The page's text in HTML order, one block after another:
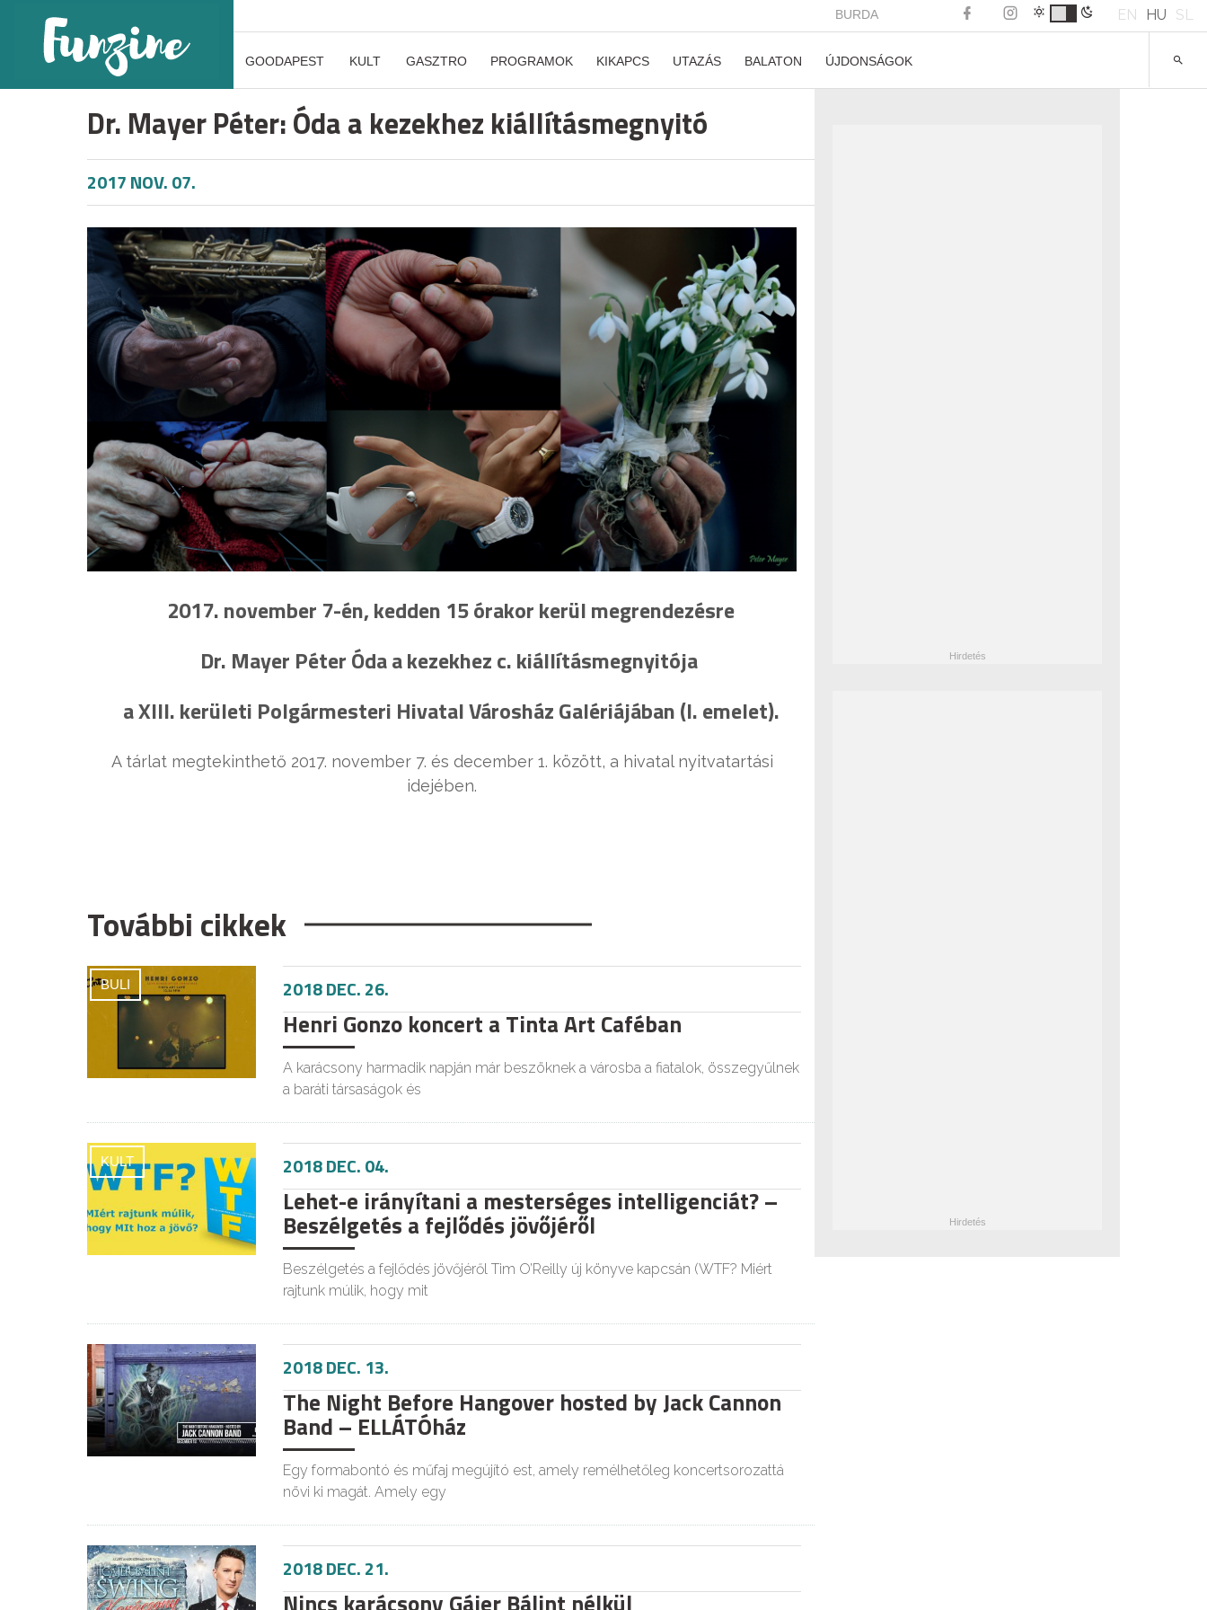
BURDA EN HU SL
GOODAPEST KULT GASZTRO PROGRAMOK KIKAPCS UTAZÁS BALATON ÚJDONSÁGOK
Dr. Mayer Péter: Óda a kezekhez kiállításmegnyitó
2017 NOV. 07.
2017. november 7-én, kedden 15 órakorkerül megrendezésre
Dr. Mayer Péter Óda a kezekhez c. kiállításmegnyitója
a XIII. kerületi Polgármesteri Hivatal Városház Galériájában (I. emelet).
A tárlat megtekinthető 2017. november 7. és december 1. között, a hivatal nyitvatartási
idejében.
További cikkek
BULI 2018 DEC. 26.
Henri Gonzo koncert a Tinta Art Caféban
A karácsony harmadik napján már beszöknek a városba a fiatalok, összegyűlnek
a baráti társaságok és
KULT 2018 DEC. 04.
Lehet-e irányítani a mesterséges intelligenciát? –
Beszélgetés a fejlődés jövőjéről
Beszélgetés a fejlődés jövőjéről Tim O’Reilly új könyve kapcsán (WTF? Miért
rajtunk múlik, hogy mit
2018 DEC. 13.
The Night Before Hangover hosted by Jack Cannon
Band – ELLÁTÓház
Egy formabontó és műfaj megújító est, amely remélhetőleg koncertsorozattá
növi ki magát. Amely egy
2018 DEC. 21.